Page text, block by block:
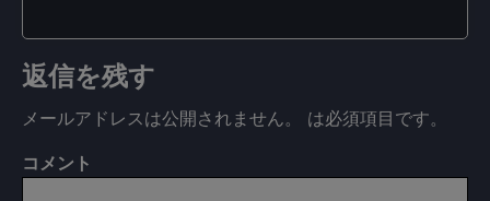
返信を残す
メールアドレスは公開されません。 は必須項目です。
コメント